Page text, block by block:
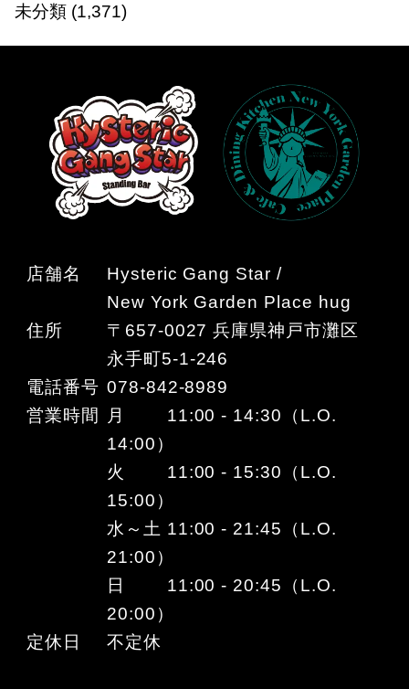
未分類(1,371)
店舗名
Hysteric Gang Star /
New York Garden Place hug
住所
〒657-0027 兵庫県神戸市灘区
永手町5-1-246
電話番号 078-842-8989
営業時間
月 11:00 - 14:30（L.O.
14:00）
火 11:00 - 15:30（L.O.
15:00）
水～土 11:00 - 21:45（L.O.
21:00）
日 11:00 - 20:45（L.O.
20:00）
定休日
不定休